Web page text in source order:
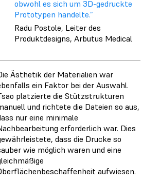
obwohl es sich um 3D-gedruckte
Prototypen handelte.“
Radu Postole, Leiter des
Produktdesigns, Arbutus Medical
Ästhetik der Materialien war
ein Faktor bei der Auswahl.
platzierte die Stützstrukturen
und richtete die Dateien so aus,
nur eine minimale
erforderlich war. Dies
dass die Drucke so
wie möglich waren und eine
aufwiesen.